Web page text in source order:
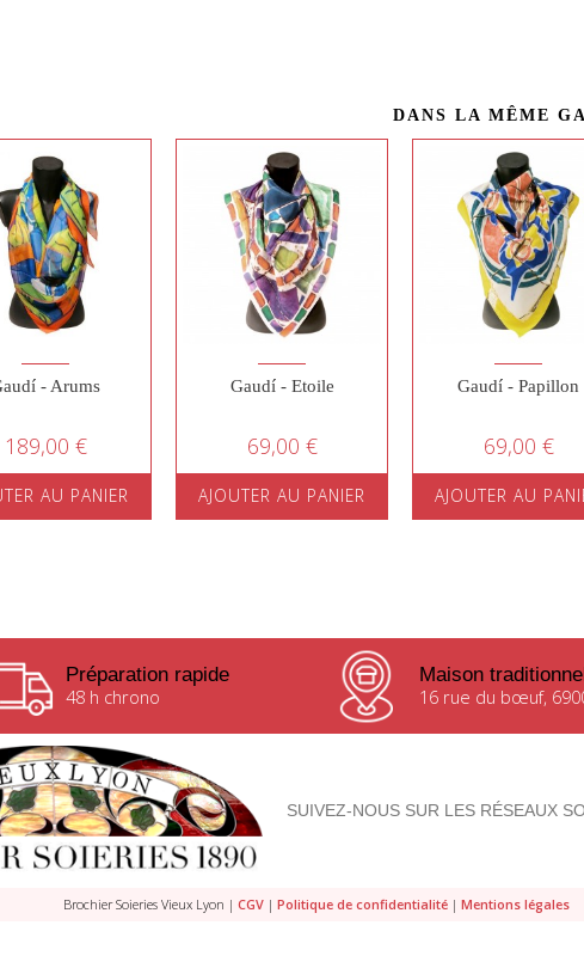
DANS LA MÊME
- Arums
189,00 €
AU PANIER
Gaudí - Etoile
69,00 €
AJOUTER AU PANIER
Gaudí - Papillon
69,00 €
AJOUTER AU
Préparation rapide
48 h chrono
Maison
16 rue du bœuf,
SUIVEZ-NOUS SUR LES RÉSEAUX
Brochier Soieries Vieux Lyon | CGV | Politique de confidentialité | Mentions légales